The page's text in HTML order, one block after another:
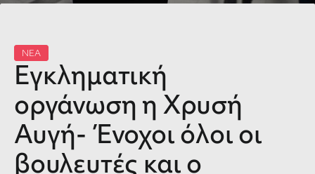
ΝΕΑ
Εγκληματική
οργάνωση η Χρυσή
Αυγή- Ένοχοι όλοι οι
βουλευτές και ο